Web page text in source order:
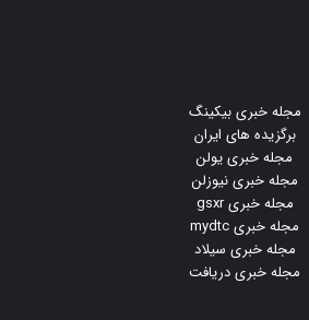
مجله خبری بیکینگ
برگزیده های ایران
مجله خبری یولن
مجله خبری نیوزلن
مجله خبری gsxr
مجله خبری mydtc
مجله خبری سیلاد
مجله خبری دریافت